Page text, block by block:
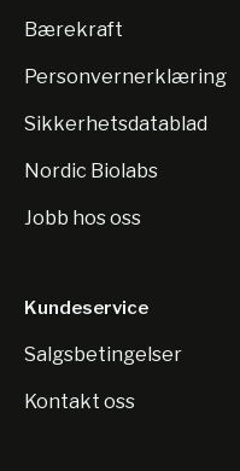
Bærekraft
Personvernerklæring
Sikkerhetsdatablad
Nordic Biolabs
Jobb hos oss
Kundeservice
Salgsbetingelser
Kontakt oss